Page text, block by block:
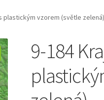
plastickým vzorem (světle zelená)
9-184